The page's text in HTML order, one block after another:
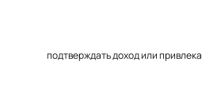
подтверждать доход или